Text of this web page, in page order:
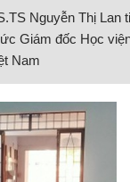
Nguyễn Thị Lan
Giám đốc Học
Nam